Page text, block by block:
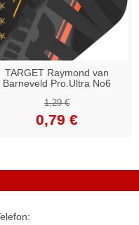
TARGET Raymond van
Barneveld Pro.Ultra No6
1,29 €
0,79 €